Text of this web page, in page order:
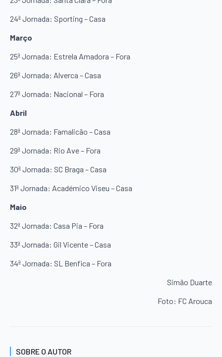
24ª Jornada: Sporting – Casa
Março
25ª Jornada: Estrela Amadora – Fora
26ª Jornada: Alverca – Casa
27ª Jornada: Nacional – Fora
Abril
28ª Jornada: Famalicão – Casa
29ª Jornada: Rio Ave – Fora
30ª Jornada: SC Braga – Casa
31ª Jornada: Académico Viseu – Casa
Maio
32ª Jornada: Casa Pia – Fora
33ª Jornada: Gil Vicente – Casa
34ª Jornada: SL Benfica – Fora
Simão Duarte
Foto: FC Arouca
SOBRE O AUTOR